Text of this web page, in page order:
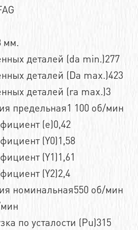
мм.
деталей (da min.)277
деталей (Da max.)423
деталей (ra max.)3
предельная1 100 об/мин
(e)0,42
(Y0)1,58
(Y1)1,61
(Y2)2,4
номинальная550 об/мин
по усталости (Pu)315